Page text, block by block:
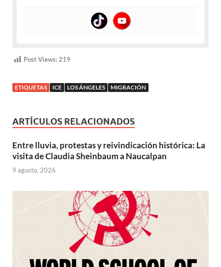
Post Views: 219
ETIQUETAS ICE LOS ÁNGELES MIGRACIÓN
ARTÍCULOS RELACIONADOS
Entre lluvia, protestas y reivindicación histórica: La
visita de Claudia Sheinbaum a Naucalpan
9 agosto, 2026